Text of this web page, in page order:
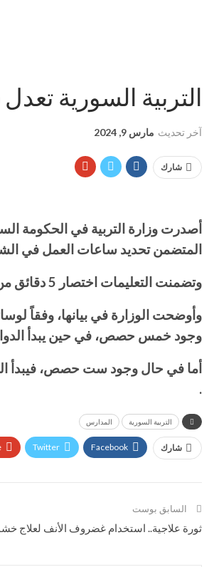
التربية السورية
آخر تحديث مارس 9, 2024
شارك
أصدرت وزارة التربية في الحكومة
المتضمن تحديد ساعات العمل في
وتضمنت التعليمات اختصار 5 دقائق من كل حصة دراسية لتصبح 40 دقيقة واختصار 5 دقائق من كل فرصة لتصبح 10 دقائق.
وجود خمس حصص، في حين يبدأ الدوام المسائي الساعة
.
التربية السورية المدارس
شارك Facebook
Twitter
السابق بوست
ثورة علاجية.. استخدام غضروف الأنف لعلاج